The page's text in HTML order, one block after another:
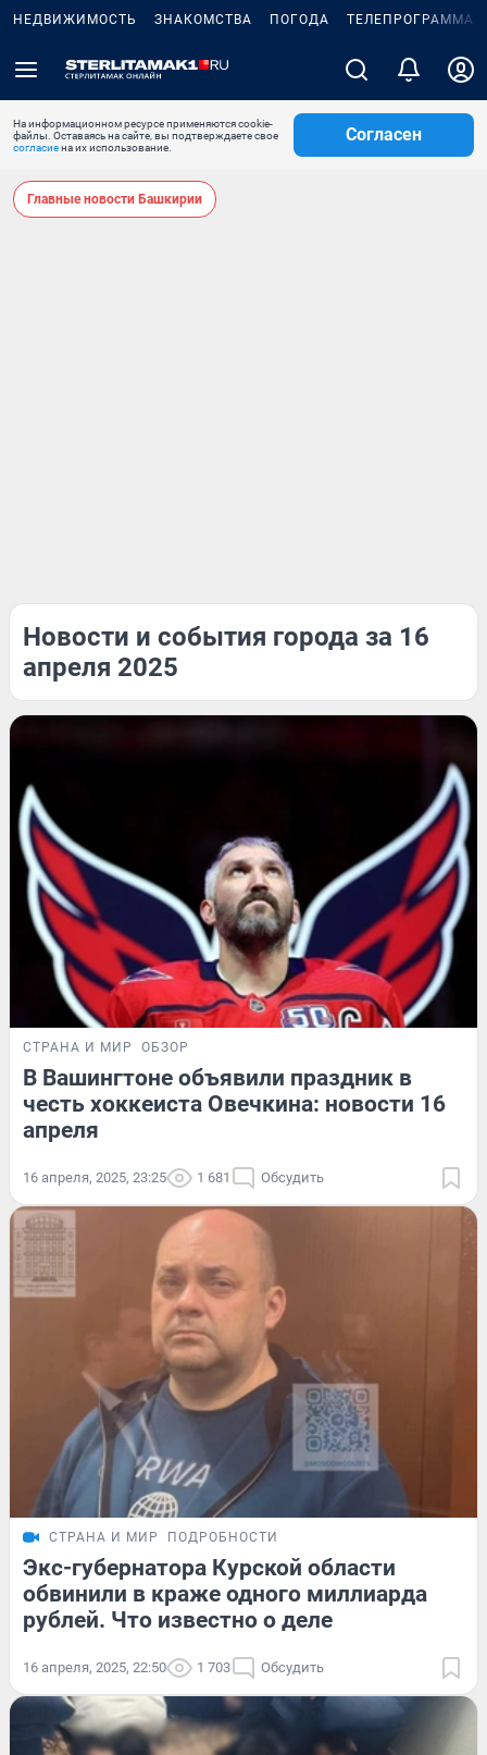
НЕДВИЖИМОСТЬ ЗНАКОМСТВА ПОГОДА ТЕЛЕПРОГРАММА
На информационном ресурсе применяются cookie-
файлы. Оставаясь на сайте, вы подтверждаете свое
согласиена их использование.
Согласен
Главные новости Башкирии
Новости и события города за 16
апреля 2025
СТРАНА И МИР ОБЗОР
В Вашингтоне объявили праздник в
честь хоккеиста Овечкина: новости 16
апреля
16 апреля, 2025, 23:25 1 681 Обсудить
СТРАНА И МИР ПОДРОБНОСТИ
Экс-губернатора Курской области
обвинили в краже одного миллиарда
рублей. Что известно о деле
16 апреля, 2025, 22:50 1 703 Обсудить